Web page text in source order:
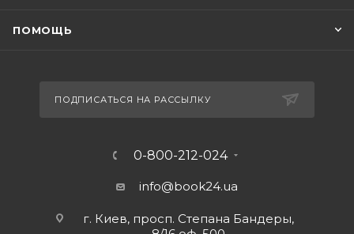
ПОМОЩЬ
ПОДПИСАТЬСЯ НА РАССЫЛКУ
0-800-212-024
info@book24.ua
г. Киев, просп. Степана Бандеры,